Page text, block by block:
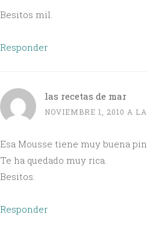
Besitos mil.
Responder
las recetas de mar
NOVIEMBRE 1, 2010 A
Esa Mousse tiene muy buena
Te ha quedado muy rica.
Besitos.
Responder